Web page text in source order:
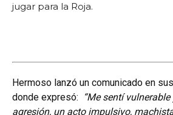
jugar para la Roja.
Hermoso lanzó un comunicado en
donde expresó:
“Me sentí
agresión, un acto impulsivo,